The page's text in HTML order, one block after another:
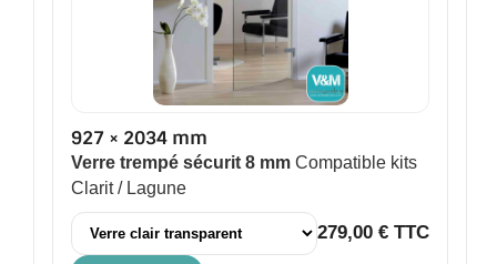
927 × 2034 mm
Verre trempé sécurit 8 mm Compatible kits
Clarit / Lagune
279,00 € TTC